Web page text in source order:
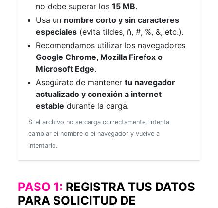
no debe superar los15 MB.
Usa un nombre corto y sin caracteres
especiales (evita tildes, ñ, #, %, &, etc.).
Recomendamos utilizar los navegadores
Google Chrome, Mozilla Firefox o
Microsoft Edge.
Asegúrate de mantenertu navegador
actualizado y conexión a internet
estable durante la carga.
Si el archivo no se carga correctamente, intenta
cambiar el nombre o el navegador y vuelve a
intentarlo.
PASO 1: REGISTRA TUS DATOS
PARA SOLICITUD DE